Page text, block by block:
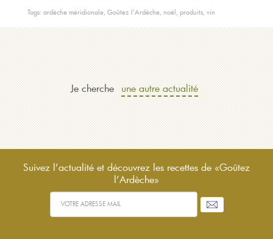
Tags: ardèche méridionale, Goûtez l'Ardèche, noël , produits, vin
Je cherche une autre actualité
Suivez l’actualité et découvrez les recettes de «Goûtez
l’Ardèche»